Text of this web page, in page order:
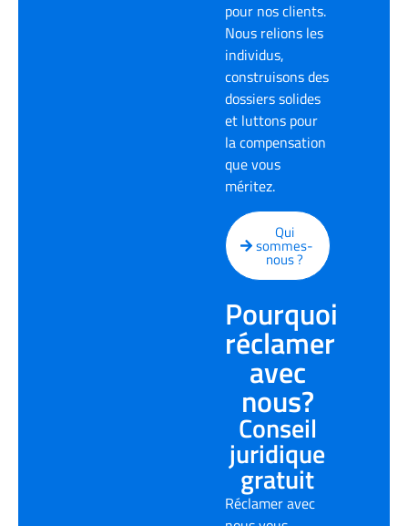
pour nos clients.
Nous relions les
individus,
construisons des
dossiers solides
et luttons pour
la compensation
que vous
méritez.
Qui
sommes-
nous ?
Pourquoi
réclamer
avec
nous?
Conseil
juridique
gratuit
Réclamer avec